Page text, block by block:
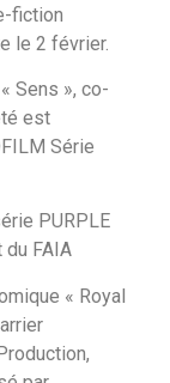
fiction
le 2 février.
Sens », co-
est
Série
PURPLE
du FAIA
« Royal